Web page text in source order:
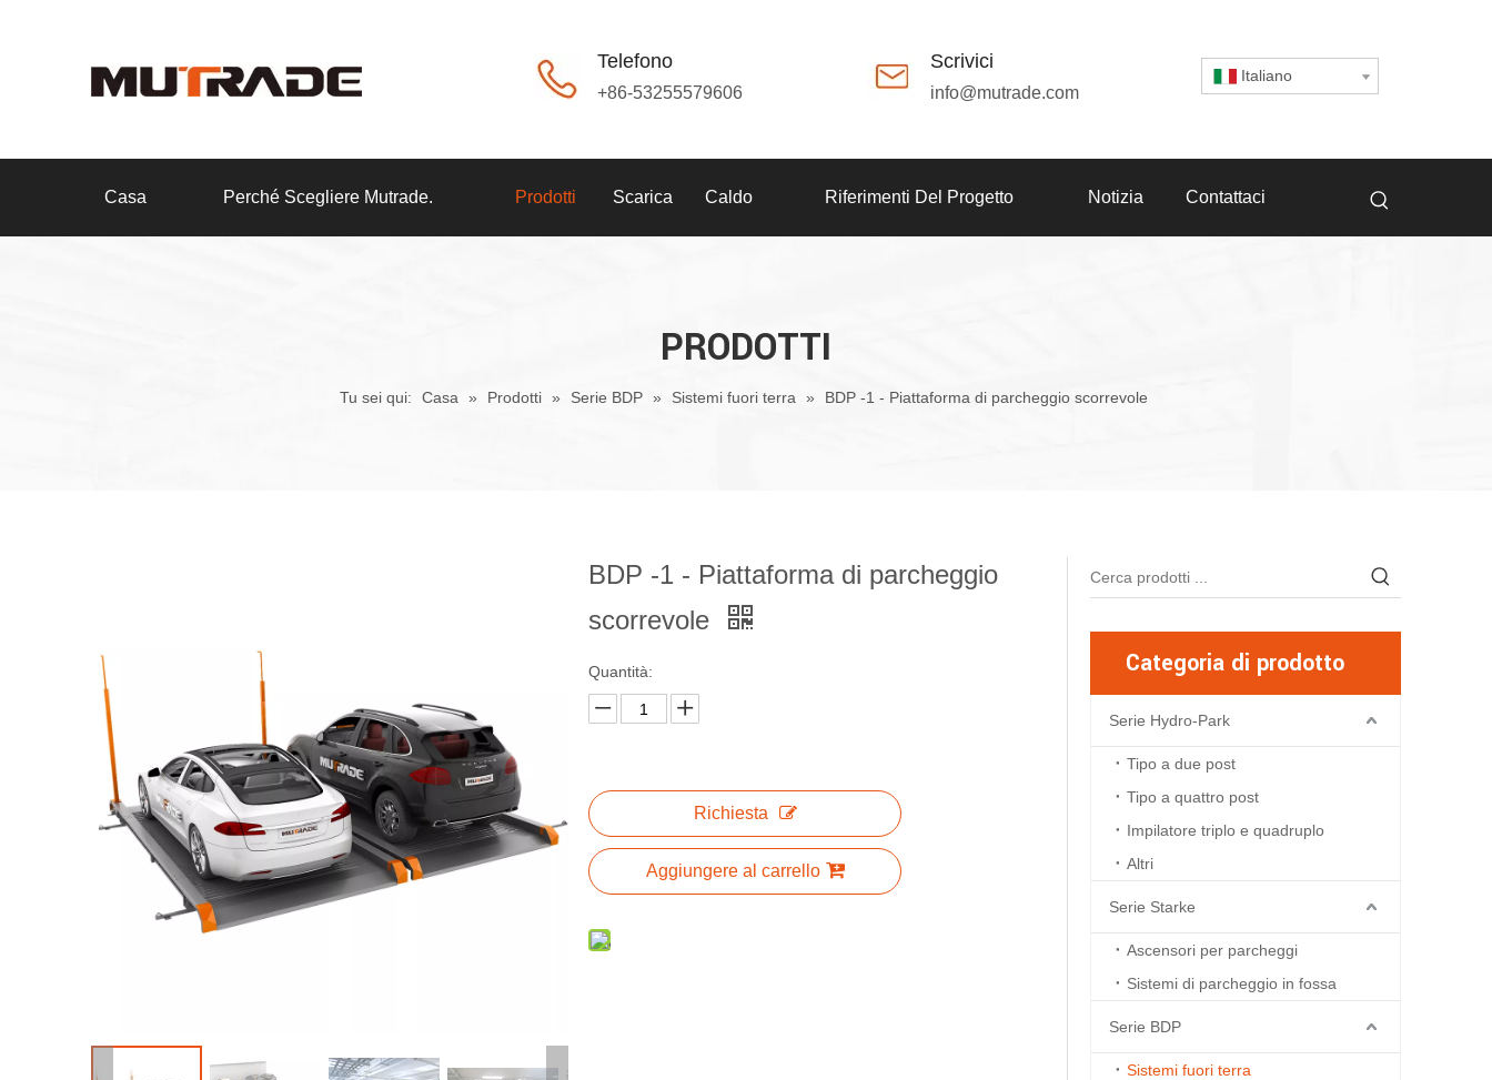
Telefono
+86-53255579606
Scrivici
info@mutrade.com
Italiano
Casa Perché Scegliere Mutrade. Prodotti Scarica Caldo Riferimenti Del Progetto Notizia Contattaci
PRODOTTI
Tu sei qui: Casa » Prodotti » Serie BDP » Sistemi fuori terra » BDP -1 - Piattaforma di parcheggio scorrevole
BDP -1 - Piattaforma di parcheggio
scorrevole
Quantità:
Richiesta
Aggiungere al carrello
Categoria di prodotto
Serie Hydro-Park
Tipo a due post
Tipo a quattro post
Impilatore triplo e quadruplo
Altri
Serie Starke
Ascensori per parcheggi
Sistemi di parcheggio in fossa
Serie BDP
Sistemi fuori terra